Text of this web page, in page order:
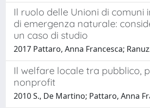
Il ruolo delle Unioni di comuni
di emergenza naturale:
un caso di studio
2017 Pattaro, Anna Francesca;
Il welfare locale tra pubblico,
nonprofit
2010 S., De Martino; Pattaro, Anna